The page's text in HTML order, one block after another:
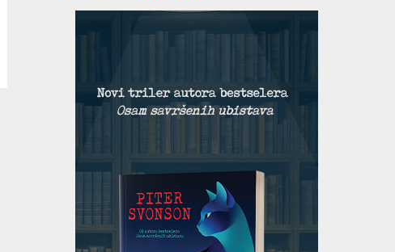
eventualni sukob sa Rusijom i
Kinom